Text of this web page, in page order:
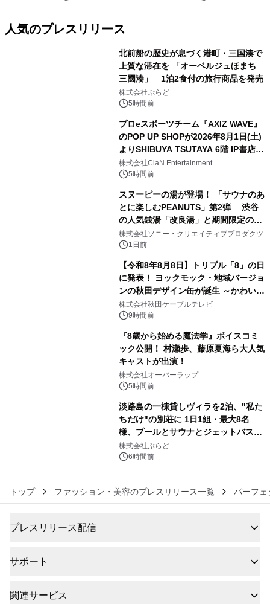
人気のプレスリリース
北前船の歴史が息づく港町・三国湊で
上質な滞在を 「オーベルジュほまち
三國湊」 1泊2食付の旅行商品を発売
株式会社ぷらど
5時間前
プロeスポーツチーム『AXIZ WAVE』
のPOP UP SHOPが2026年8月1日(土)
よりSHIBUYA TSUTAYA 6階 IP書店で
開催決定！！
株式会社ClaN Entertainment
5時間前
スヌーピーの湯が登場！ 「サウナのあ
とに楽しむPEANUTS」第2弾 渋谷
の人気銭湯「改良湯」と期間限定のコ
ラボレーション サウナイキタイコラ
ボグッズも発売決定！
株式会社ソニー・クリエイティブプロダクツ
1日前
【令和8年8月8日】トリプル「8」の日
に発表！ ヨックモック・地域バージョ
ンの秋田デザイン缶が誕生 ～かわいい
秋田犬の子犬と秋田の四季と名所を巡
るパッケージ～ 9月1日(火)秋田県内で
株式会社秋田ケーブルテレビ
9時間前
『8歳から始める魔法学』ボイスコミ
ック公開！ 村瀬歩、藤原夏海ら大人気
キャストが出演！
株式会社オーバーラップ
5時間前
淡路島の一棟貸しヴィラを2泊、"私た
ちだけ"の別荘に 1日1組・最大8名
様、プールとサウナとジェットバス付
きで Villa Mon Temps AWAJIの連泊
素泊りプラン
株式会社ぷらど
6時間前
トップ ファッション・美容のプレスリリース一覧 パーフェ
プレスリリース配信
サポート
関連サービス